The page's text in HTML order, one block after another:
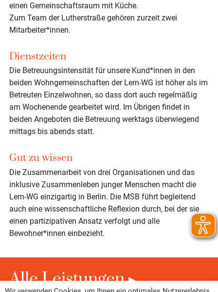
einen Gemeinschaftsraum mit Küche.
Zum Team der Lutherstraße gehören zurzeit zwei
Mitarbeiter*innen.
Dienstzeiten
Die Betreuungsintensität für unsere Kund*innen in den
beiden Wohngemeinschaften der Lern-WG ist höher als im
Betreuten Einzelwohnen, so dass dort auch regelmäßig
am Wochenende gearbeitet wird. Im Übrigen findet in
beiden Angeboten die Betreuung werktags überwiegend
mittags bis abends statt.
Gut zu wissen
Die Zusammenarbeit von drei Organisationen und das
inklusive Zusammenleben junger Menschen macht die
Lern-WG einzigartig in Berlin. Die MSB führt begleitend
auch eine wissenschaftliche Reflexion durch, bei der sie
einen partizipativen Ansatz verfolgt und alle
Bewohner*innen einbezieht.
Alle Leistungen